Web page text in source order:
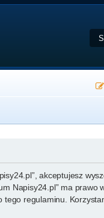
akceptujesz
Napisy24.pl” ma prawo
regulaminu.